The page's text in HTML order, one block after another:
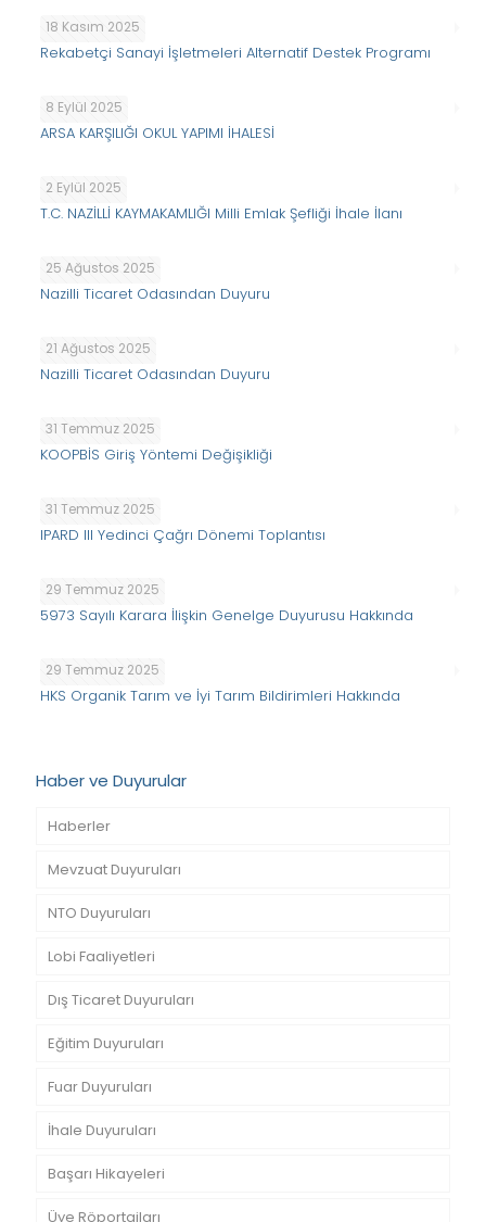
18 Kasım 2025
Rekabetçi Sanayi İşletmeleri Alternatif Destek Programı
8 Eylül 2025
ARSA KARŞILIĞI OKUL YAPIMI İHALESİ
2 Eylül 2025
T.C. NAZİLLİ KAYMAKAMLIĞI Milli Emlak Şefliği İhale İlanı
25 Ağustos 2025
Nazilli Ticaret Odasından Duyuru
21 Ağustos 2025
Nazilli Ticaret Odasından Duyuru
31 Temmuz 2025
KOOPBİS Giriş Yöntemi Değişikliği
31 Temmuz 2025
IPARD III Yedinci Çağrı Dönemi Toplantısı
29 Temmuz 2025
5973 Sayılı Karara İlişkin Genelge Duyurusu Hakkında
29 Temmuz 2025
HKS Organik Tarım ve İyi Tarım Bildirimleri Hakkında
Haber ve Duyurular
Haberler
Mevzuat Duyuruları
NTO Duyuruları
Lobi Faaliyetleri
Dış Ticaret Duyuruları
Eğitim Duyuruları
Fuar Duyuruları
İhale Duyuruları
Başarı Hikayeleri
Üye Röportajları